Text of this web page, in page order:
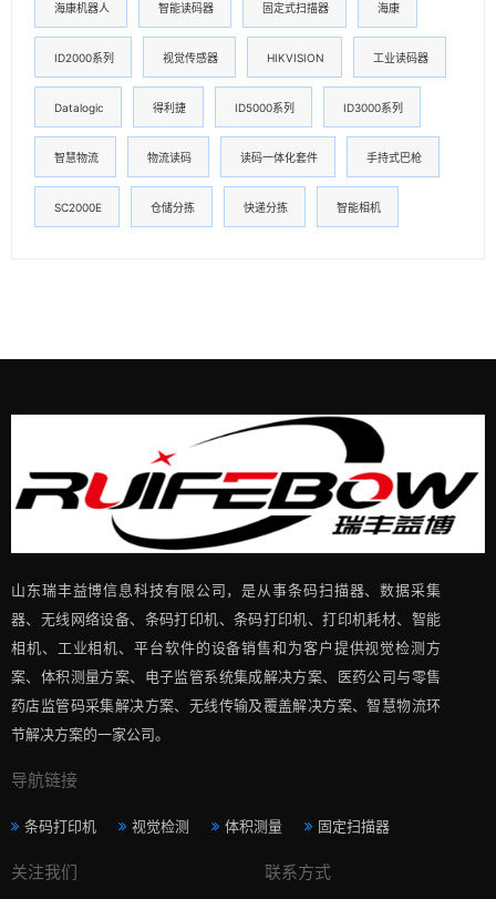
海康机器人 智能读码器 固定式扫描器 海康
ID2000系列 视觉传感器 HIKVISION 工业读码器
Datalogic 得利捷 ID5000系列 ID3000系列
智慧物流 物流读码 读码一体化套件 手持式巴枪
SC2000E 仓储分拣 快递分拣 智能相机
山东瑞丰益博信息科技有限公司，是从事条码扫描器、数据采集
器、无线网络设备、条码打印机、条码打印机、打印机耗材、智能
相机、工业相机、平台软件的设备销售和为客户提供视觉检测方
案、体积测量方案、电子监管系统集成解决方案、医药公司与零售
药店监管码采集解决方案、无线传输及覆盖解决方案、智慧物流环
节解决方案的一家公司。
导航链接
条码打印机 视觉检测 体积测量 固定扫描器
关注我们 联系方式